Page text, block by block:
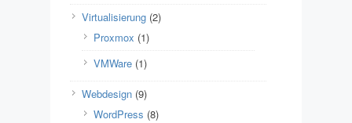
Virtualisierung (2)
Proxmox (1)
VMWare (1)
Webdesign (9)
WordPress (8)